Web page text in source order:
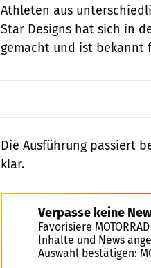
Athleten aus
Star Designs hat sich in
gemacht und ist bekannt
Die Ausführung passiert
klar.
Verpasse keine
Favorisiere
Inhalte und News
Auswahl bestätigen: